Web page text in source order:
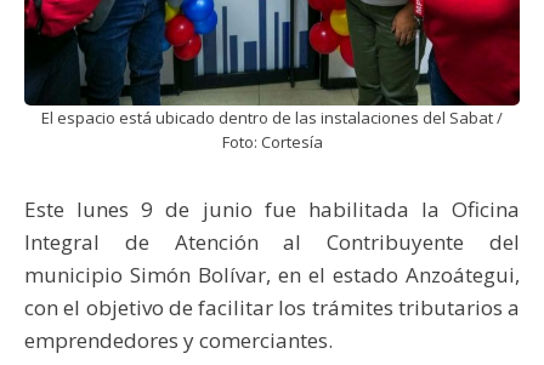
El espacio está ubicado dentro de las instalaciones del Sabat /
Foto: Cortesía
Este lunes 9 de junio fue habilitada la Oficina
Integral de Atención al Contribuyente del
municipio Simón Bolívar, en el estado Anzoátegui,
con el objetivo de facilitar los trámites tributarios a
emprendedores y comerciantes.